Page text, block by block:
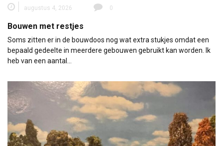
augustus 4, 2026 0
Bouwen met restjes
Soms zitten er in de bouwdoos nog wat extra stukjes omdat een
bepaald gedeelte in meerdere gebouwen gebruikt kan worden. Ik
heb van een aantal…